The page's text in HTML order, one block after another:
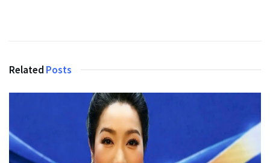
Related Posts